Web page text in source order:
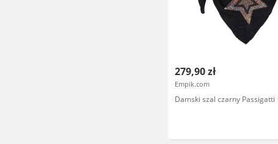
279,90 zł
Empik.com
Damski szal czarny Passigatti